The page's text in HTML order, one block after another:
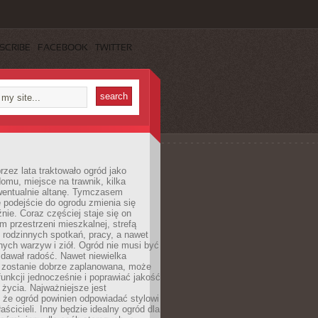
FACEBOOK TWITTER
lata traktowało ogród jako
miejsce na trawnik, kilka
altanę. Tymczasem
podejście do ogrodu zmienia się
Coraz częściej staje się on
przestrzeni mieszkalnej, strefą
spotkań, pracy, a nawet
warzyw i ziół. Ogród nie musi być
radość. Nawet niewielka
dobrze zaplanowana, może
jednocześnie i poprawiać jakość
życia. Najważniejsze jest
ogród powinien odpowiadać stylowi
Inny będzie idealny ogród dla